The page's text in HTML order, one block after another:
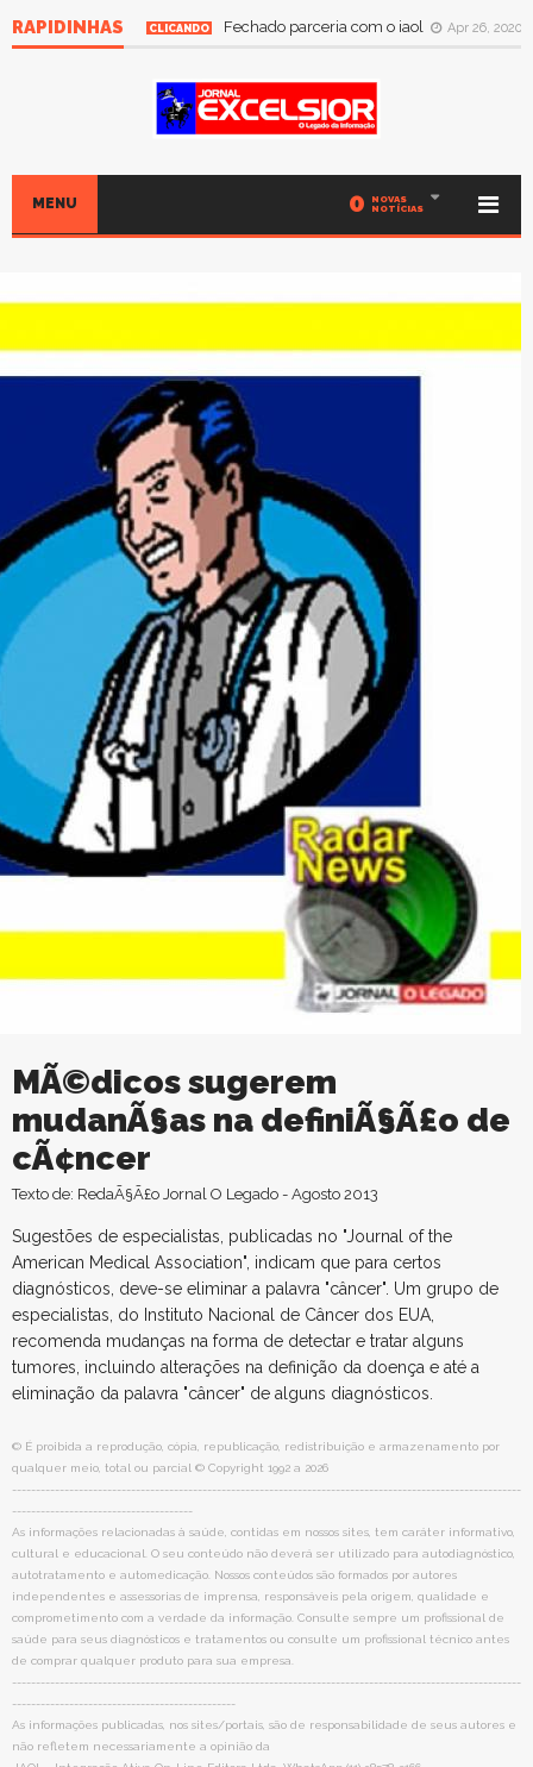
RAPIDINHAS CLICANDO Fechado parceria com o iaol Apr 26, 2020
MENU 0
NOVAS
NOTÍCIAS
MÃ©dicos sugerem
mudanÃ§as na definiÃ§Ã£o de
cÃ¢ncer
Texto de: RedaÃ§Ã£o Jornal O Legado - Agosto 2013
Sugestões de especialistas, publicadas no "Journal of the
American Medical Association", indicam que para certos
diagnósticos, deve-se eliminar a palavra "câncer". Um grupo de
especialistas, do Instituto Nacional de Câncer dos EUA,
recomenda mudanças na forma de detectar e tratar alguns
tumores, incluindo alterações na definição da doença e até a
eliminação da palavra "câncer" de alguns diagnósticos.
© É proibida a reprodução, cópia, republicação, redistribuição e armazenamento por
qualquer meio, total ou parcial © Copyright 1992 a 2026
-----------------------------------------------------------------------------------------------------------
--------------------------------------
As informações relacionadas à saúde, contidas em nossos sites, tem caráter informativo,
cultural e educacional. O seu conteúdo não deverá ser utilizado para autodiagnóstico,
autotratamento e automedicação. Nossos conteúdos são formados por autores
independentes e assessorias de imprensa, responsáveis pela origem, qualidade e
comprometimento com a verdade da informação. Consulte sempre um profissional de
saúde para seus diagnósticos e tratamentos ou consulte um profissional técnico antes
de comprar qualquer produto para sua empresa.
-----------------------------------------------------------------------------------------------------------
-----------------------------------------------
As informações publicadas, nos sites/portais, são de responsabilidade de seus autores e
não refletem necessariamente a opinião da